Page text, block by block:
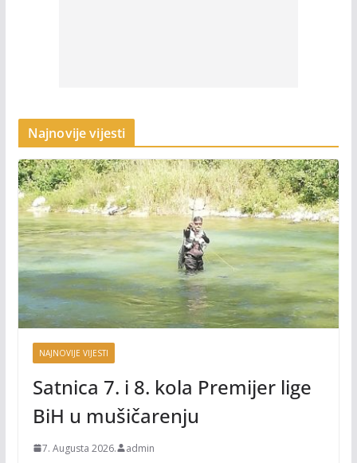
Najnovije vijesti
NAJNOVIJE VIJESTI
Satnica 7. i 8. kola Premijer lige
BiH u mušičarenju
7. Augusta 2026. admin